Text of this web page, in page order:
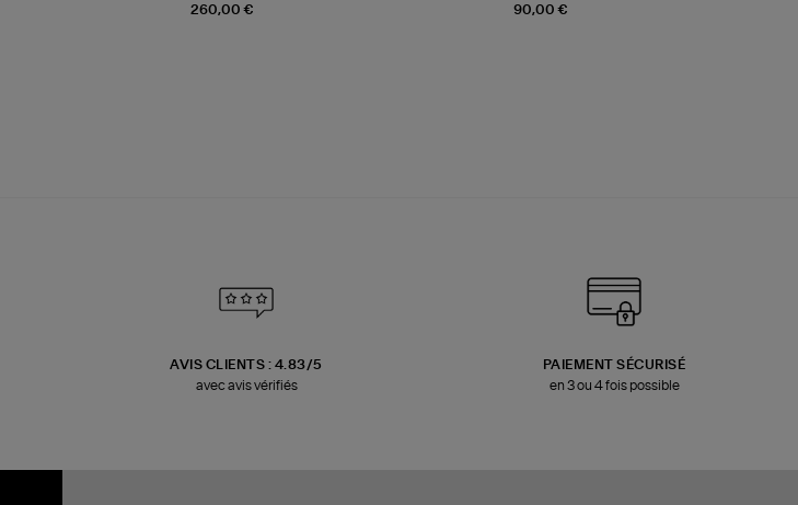
260,00 € 90,00 €
AVIS CLIENTS : 4.83/5
avec avis vérifiés
PAIEMENT SÉCURISÉ
en 3 ou 4 fois possible